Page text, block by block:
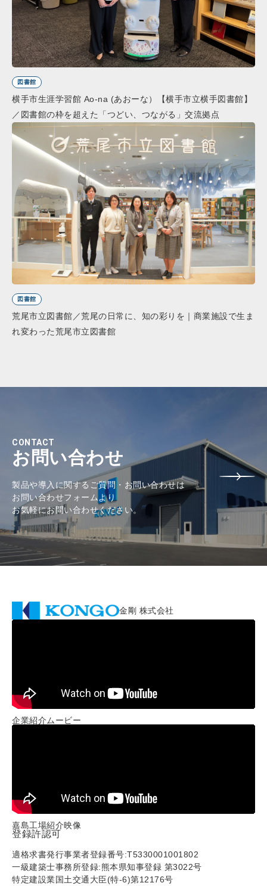
図書館
横手市生涯学習館 Ao-na (あおーな）【横手市立横手図書館】
／図書館の枠を超えた「つどい、つながる」交流拠点
図書館
荒尾市立図書館／荒尾の日常に、知の彩りを｜商業施設で生ま
れ変わった荒尾市立図書館
CONTACT
お問い合わせ
製品や導入に関するご質問・お問い合わせは
お問い合わせフォームより
お気軽にお問い合わせください。
金剛 株式会社
企業紹介ムービー
嘉島工場紹介映像
登録許認可
適格求書発行事業者登録番号:T5330001001802
一級建築士事務所登録:熊本県知事登録 第3022号
特定建設業国土交通大臣(特-6)第12176号